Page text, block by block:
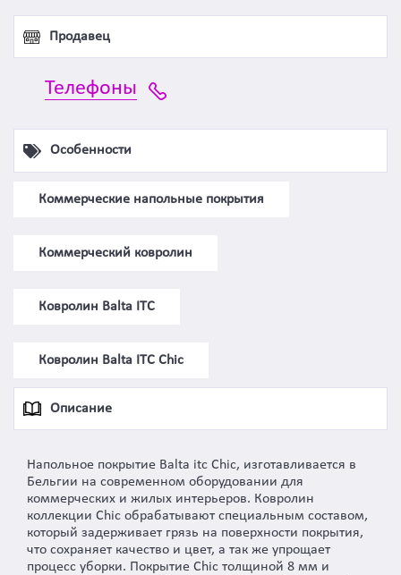
Продавец
Телефоны
Особенности
Коммерческие напольные покрытия
Коммерческий ковролин
Ковролин Balta ITC
Ковролин Balta ITC Сhic
Описание
Напольное покрытие Balta itc Chic, изготавливается в
Бельгии на современном оборудовании для
коммерческих и жилых интерьеров. Ковролин
коллекции Chic обрабатывают специальным составом,
который задерживает грязь на поверхности покрытия,
что сохраняет качество и цвет, а так же упрощает
процесс уборки. Покрытие Chic толщиной 8 мм и